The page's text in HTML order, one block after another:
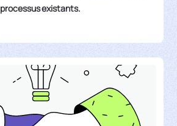
processus existants.